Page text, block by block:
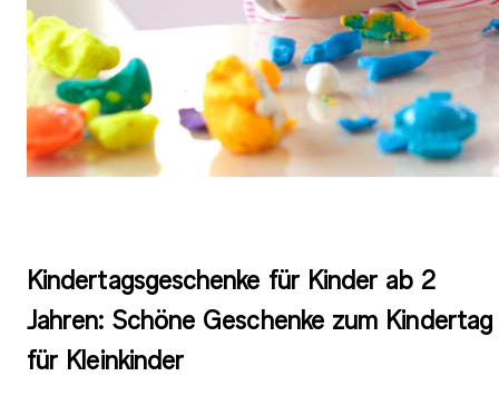
Kindertagsgeschenke für Kinder ab 2
Jahren: Schöne Geschenke zum Kindertag
für Kleinkinder